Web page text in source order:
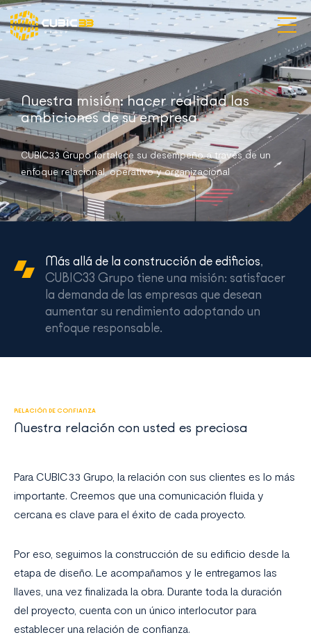
Nuestra misión: hacer realidad las
ambiciones de su empresa
CUBIC33 Grupo fortalece su desempeño a través de un
enfoque relacional, operativo y organizacional
Más allá de la construcción de edificios,
CUBIC33 Grupo tiene una misión: satisfacer
la demanda de las empresas que desean
aumentar su rendimiento adoptando un
enfoque responsable.
RELACIÓN DE CONFIANZA
Nuestra relación con usted es preciosa
Para CUBIC33 Grupo, la relación con sus clientes es lo más
importante. Creemos que una comunicación fluida y
cercana es clave para el éxito de cada proyecto.
Por eso, seguimos la construcción de su edificio desde la
etapa de diseño. Le acompañamos y le entregamos las
llaves, una vez finalizada la obra. Durante toda la duración
del proyecto, cuenta con un único interlocutor para
establecer una relación de confianza.
Visión y Desafíos
Servicios y especialidades
Proyectos
Nuestras agencias
Contacto
Español